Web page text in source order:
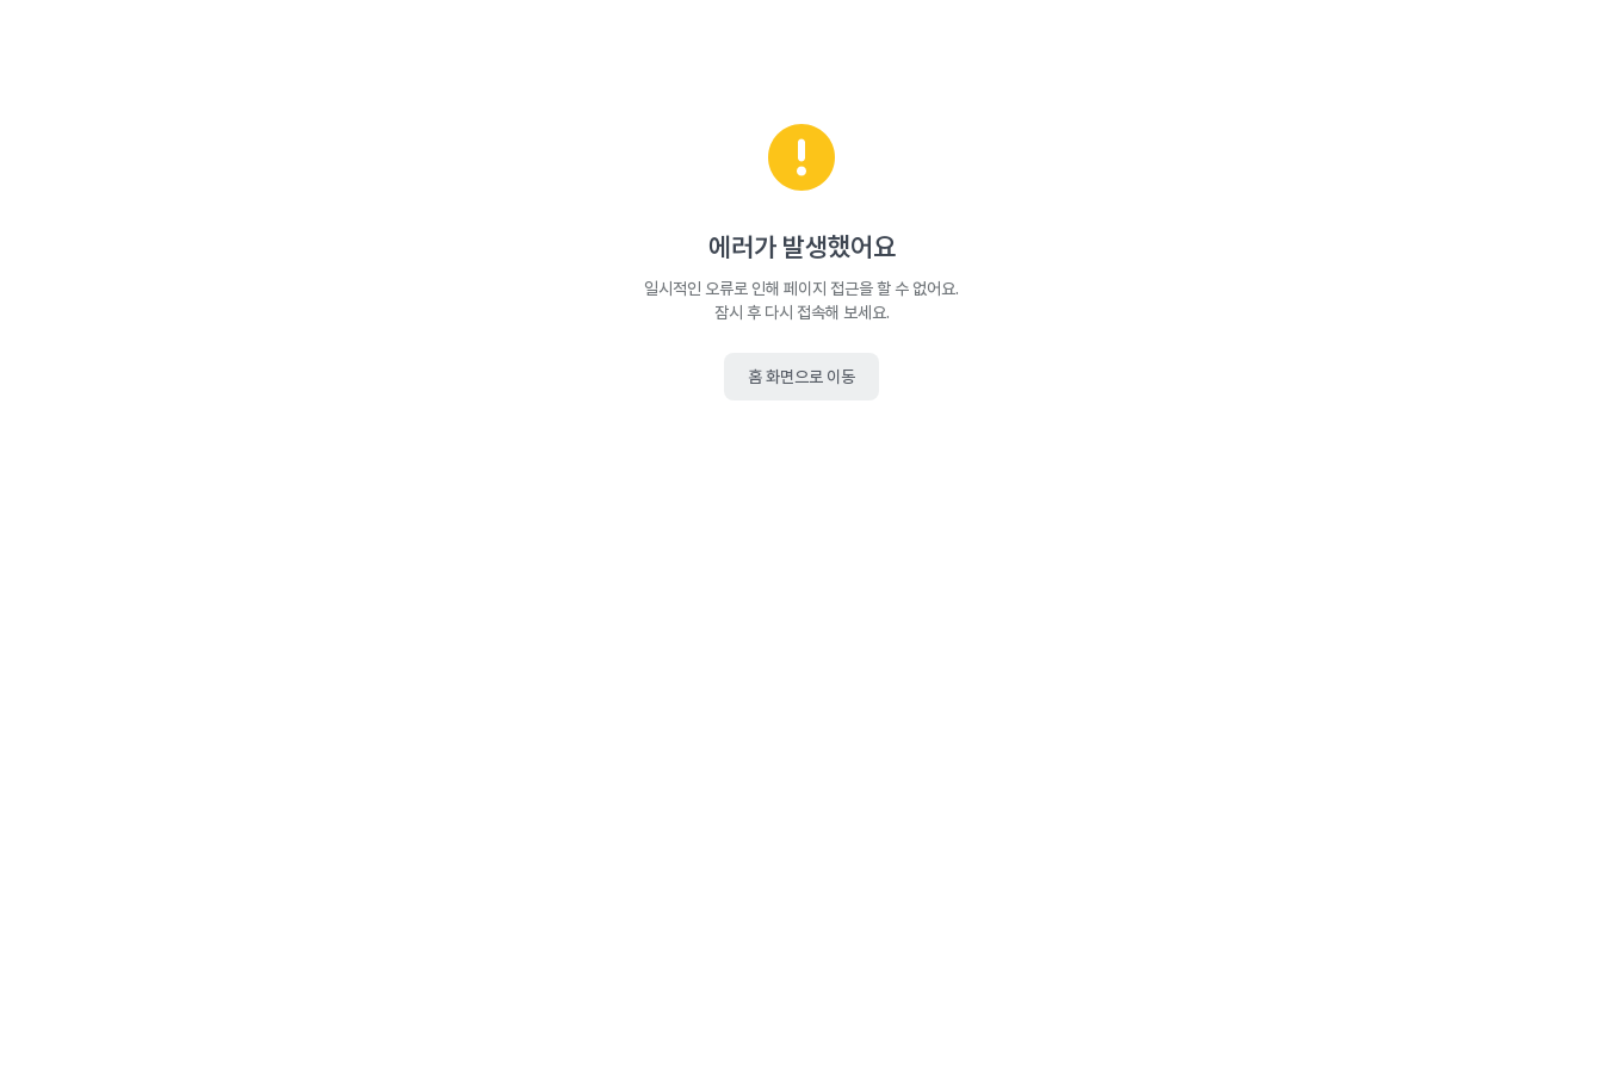
에러가 발생했어요
일시적인 오류로 인해 페이지 접근을 할 수 없어요.
잠시 후 다시 접속해 보세요.
홈 화면으로 이동